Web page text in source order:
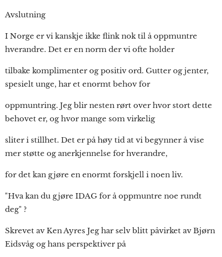
Avslutning
I Norge er vi kanskje ikke flink nok til å oppmuntre
hverandre. Det er en norm der vi ofte holder
tilbake komplimenter og positiv ord. Gutter og jenter,
spesielt unge, har et enormt behov for
oppmuntring. Jeg blir nesten rørt over hvor stort dette
behovet er, og hvor mange som virkelig
sliter i stillhet. Det er på høy tid at vi begynner å vise
mer støtte og anerkjennelse for hverandre,
for det kan gjøre en enormt forskjell i noen liv.
"Hva kan du gjøre IDAG for å oppmuntre noe rundt
deg" ?
Skrevet av Ken Ayres Jeg har selv blitt påvirket av Bjørn
Eidsvåg og hans perspektiver på